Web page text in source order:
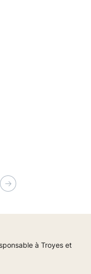
Suivant
à Troyes et